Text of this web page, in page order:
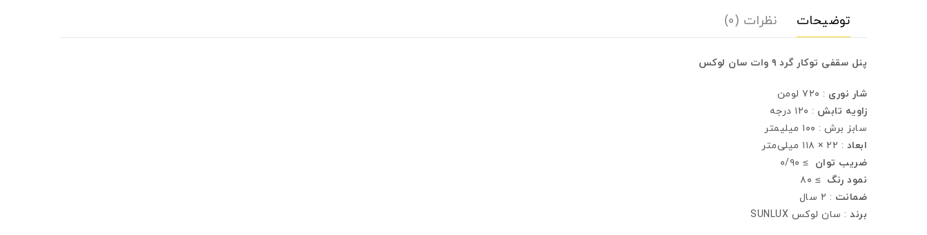
توضیحات نظرات (0)
پنل سقفی توکار گرد ۹ وات سان لوکس
شار نوری : ۷۲۰ لومن
زاویه تابش : ۱۲۰ درجه
سابز برش : ۱۰۰ میلیمتر
ابعاد : ۲۲ × ۱۱۸ میلی‌متر
ضریب توان ≥ ۰/۹۰
نمود رنگ ≥ ۸۰
ضمانت : ۲ سال
برند : سان لوکس SUNLUX